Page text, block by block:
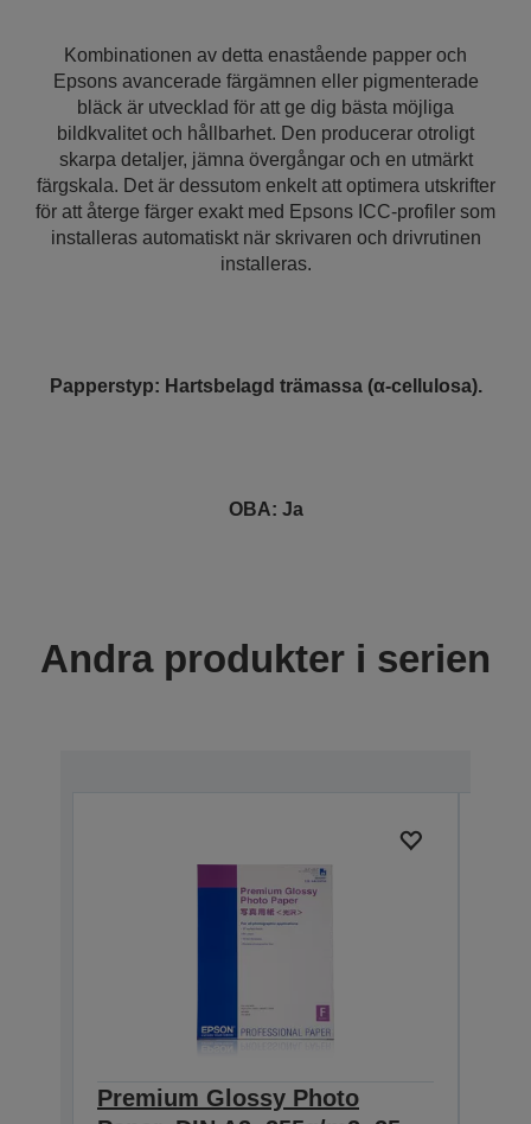
Kombinationen av detta enastående papper och
Epsons avancerade färgämnen eller pigmenterade
bläck är utvecklad för att ge dig bästa möjliga
bildkvalitet och hållbarhet. Den producerar otroligt
skarpa detaljer, jämna övergångar och en utmärkt
färgskala. Det är dessutom enkelt att optimera utskrifter
för att återge färger exakt med Epsons ICC-profiler som
installeras automatiskt när skrivaren och drivrutinen
installeras.
Papperstyp: Hartsbelagd trämassa (α-cellulosa).
OBA: Ja
Andra produkter i serien
Premium Glossy Photo